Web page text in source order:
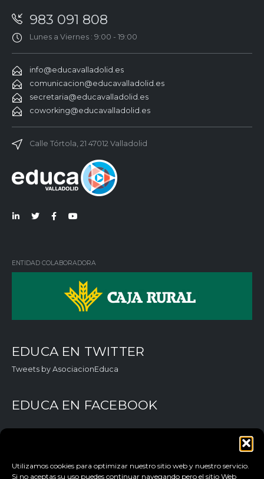
Utilizamos cookies para optimizar nuestro sitio web y nuestro servicio.
Si no aceptas su uso puedes continuar navegando pero el sitio Web
983 091 808
Lunes a Viernes : 9:00 - 19:00
info@educavalladolid.es
comunicacion@educavalladolid.es
secretaria@educavalladolid.es
coworking@educavalladolid.es
Calle Tórtola, 21 47012 Valladolid
ENTIDAD COLABORADORA
EDUCA EN TWITTER
Tweets by AsociacionEduca
EDUCA EN FACEBOOK